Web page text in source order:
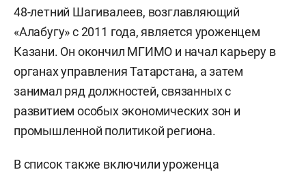
48-летний Шагивалеев, возглавляющий
«Алабугу» с 2011 года, является уроженцем
Казани. Он окончил МГИМО и начал карьеру в
органах управления Татарстана, а затем
занимал ряд должностей, связанных с
развитием особых экономических зон и
промышленной политикой региона.
В список также включили уроженца